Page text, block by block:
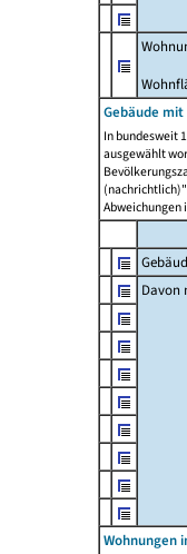
Gebäude
In bundesweit
ausgewählt
Abweichungen
Davon
Wohnungen